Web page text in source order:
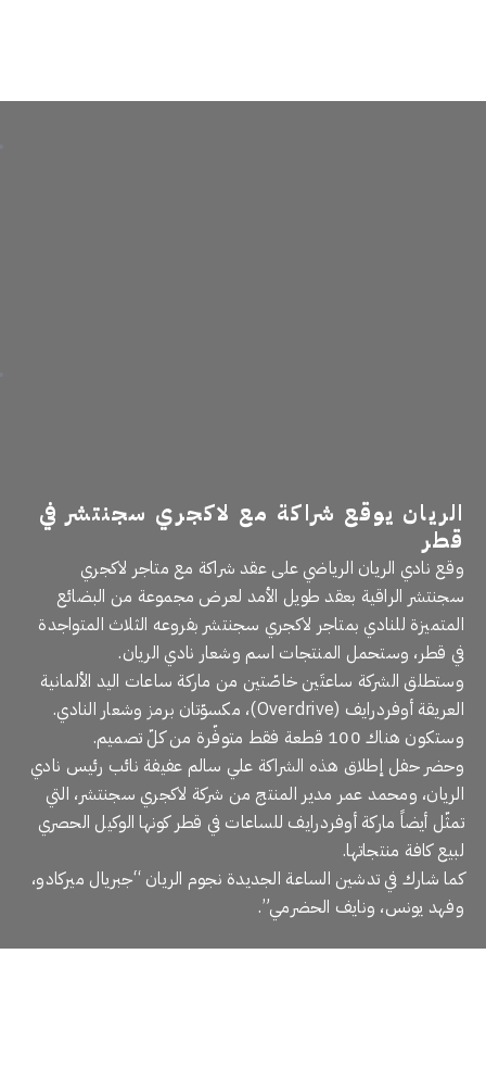
الريان يوقع شراكة مع لاكجري سجنتشر في
قطر
وقع نادي الريان الرياضي على عقد شراكة مع متاجر لاكجري
سجنتشر الراقية بعقد طويل الأمد لعرض مجموعة من البضائع
المتميزة للنادي بمتاجر لاكجري سجنتشر بفروعه الثلاث المتواجدة
في قطر، وستحمل المنتجات اسم وشعار نادي الريان.
وستطلق الشركة ساعتَين خاصّتين من ماركة ساعات اليد الألمانية
العريقة أوفردرايف (Overdrive)، مكسوّتان برمز وشعار النادي.
وستكون هناك 100 قطعة فقط متوفّرة من كلّ تصميم.
وحضر حفل إطلاق هذه الشراكة علي سالم عفيفة نائب رئيس نادي
الريان، ومحمد عمر مدير المنتج من شركة لاكجري سجنتشر، التي
تمثّل أيضاً ماركة أوفردرايف للساعات في قطر كونها الوكيل الحصري
لبيع كافة منتجاتها.
كما شارك في تدشين الساعة الجديدة نجوم الريان “جبريال ميركادو،
وفهد يونس، ونايف الحضرمي”.